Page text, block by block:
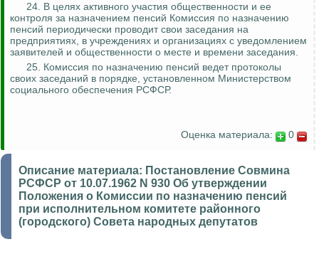
24. В целях активного участия общественности и ее
контроля за назначением пенсий Комиссия по назначению
пенсий периодически проводит свои заседания на
предприятиях, в учреждениях и организациях с уведомлением
заявителей и общественности о месте и времени заседания.
25. Комиссия по назначению пенсий ведет протоколы
своих заседаний в порядке, установленном Министерством
социального обеспечения РСФСР.
Оценка материала: 0
Описание материала: Постановление Совмина
РСФСР от 10.07.1962 N 930 Об утверждении
Положения о Комиссии по назначению пенсий
при исполнительном комитете районного
(городского) Совета народных депутатов